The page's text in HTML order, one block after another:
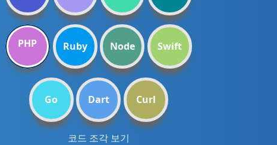
PHP Ruby Node Swift
Go Dart Curl
코드 조각 보기